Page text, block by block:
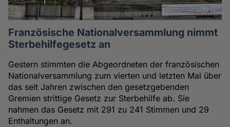
Französische Nationalversammlung nimmt
Sterbehilfegesetz an
Gestern stimmten die Abgeordneten der französischen
Nationalversammlung zum vierten und letzten Mal über
das seit Jahren zwischen den gesetzgebenden
Gremien strittige Gesetz zur Sterbehilfe ab. Sie
nahmen das Gesetz mit 291 zu 241 Stimmen und 29
Enthaltungen an.